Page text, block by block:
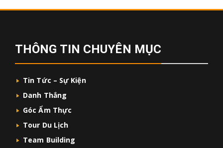
THÔNG TIN CHUYÊN MỤC
Tin Tức – Sự Kiện
Danh Thắng
Góc Ẩm Thực
Tour Du Lịch
Team Building